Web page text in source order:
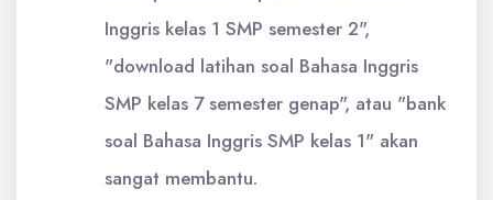
Inggris kelas 1 SMP semester 2",
"download latihan soal Bahasa Inggris
SMP kelas 7 semester genap", atau "bank
soal Bahasa Inggris SMP kelas 1" akan
sangat membantu.